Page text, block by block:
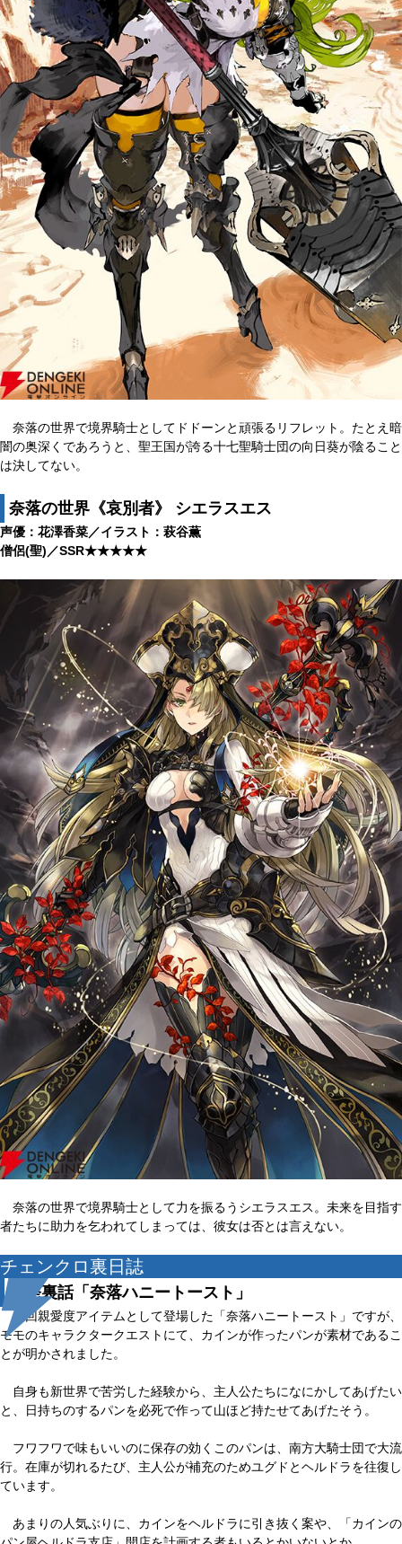
奈落の世界で境界騎士としてドドーンと頑張るリフレット。たとえ暗
闇の奥深くであろうと、聖王国が誇る十七聖騎士団の向日葵が陰ること
は決してない。
奈落の世界《哀別者》 シエラスエス
声優：花澤香菜／イラスト：萩谷薫
僧侶(聖)／SSR★★★★★
奈落の世界で境界騎士として力を振るうシエラスエス。未来を目指す
者たちに助力を乞われてしまっては、彼女は否とは言えない。
チェンクロ裏日誌
開発裏話「奈落ハニートースト」
今回親愛度アイテムとして登場した「奈落ハニートースト」ですが、
モモのキャラクタークエストにて、カインが作ったパンが素材であるこ
とが明かされました。
自身も新世界で苦労した経験から、主人公たちになにかしてあげたい
と、日持ちのするパンを必死で作って山ほど持たせてあげたそう。
フワフワで味もいいのに保存の効くこのパンは、南方大騎士団で大流
行。在庫が切れるたび、主人公が補充のためユグドとヘルドラを往復し
ています。
あまりの人気ぶりに、カインをヘルドラに引き抜く案や、「カインの